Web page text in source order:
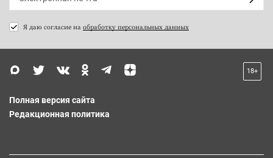
Я даю согласие на обработку персональных данных
18+
Полная версия сайта
Редакционная политика